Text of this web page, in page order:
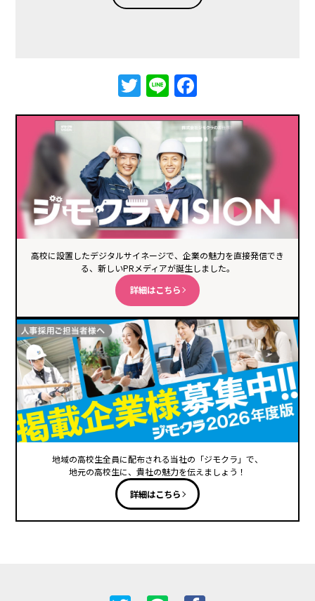
Twitter
Line
高校に設置したデジタルサイネージで、企業の魅力を直接発信でき
る、新しいPRメディアが誕生しました。
詳細はこちら
地域の高校生全員に配布される当社の「ジモクラ」で、
地元の高校生に、貴社の魅力を伝えましょう！
詳細はこちら